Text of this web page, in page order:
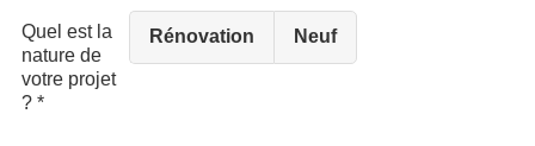
Quel est la
nature de
votre projet
? *
Rénovation Neuf